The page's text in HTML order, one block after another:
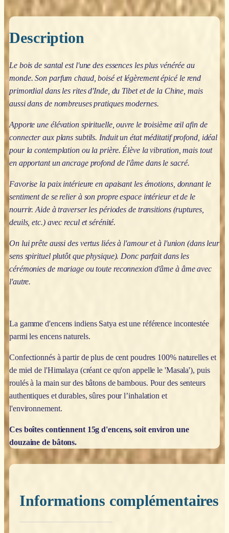
Description
Le bois de santal est l'une des essences les plus vénérée au
monde. Son parfum chaud, boisé et légèrement épicé le rend
primordial dans les rites d'Inde, du Tibet et de la Chine, mais
aussi dans de nombreuses pratiques modernes.
Apporte une élévation spirituelle, ouvre le troisième œil afin de
connecter aux plans subtils. Induit un état méditatif profond, idéal
pour la contemplation ou la prière. Élève la vibration, mais tout
en apportant un ancrage profond de l'âme dans le sacré.
Favorise la paix intérieure en apaisant les émotions, donnant le
sentiment de se relier à son propre espace intérieur et de le
nourrir. Aide à traverser les périodes de transitions (ruptures,
deuils, etc.) avec recul et sérénité.
On lui prête aussi des vertus liées à l'amour et à l'union (dans leur
sens spirituel plutôt que physique). Donc parfait dans les
cérémonies de mariage ou toute reconnexion d'âme à âme avec
l'autre.
La gamme d'encens indiens Satya est une référence incontestée
parmi les encens naturels.
Confectionnés à partir de plus de cent poudres 100% naturelles et
de miel de l'Himalaya (créant ce qu'on appelle le 'Masala'), puis
roulés à la main sur des bâtons de bambous. Pour des senteurs
authentiques et durables, sûres pour l’inhalation et
l'environnement.
Ces boîtes contiennent 15g d'encens, soit environ une
douzaine de bâtons.
Informations complémentaires